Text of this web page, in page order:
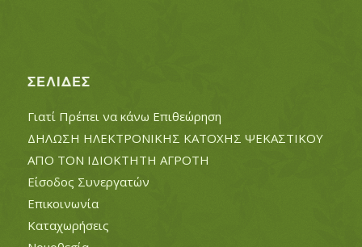
ΣΕΛΊΔΕΣ
Γιατί Πρέπει να κάνω Επιθεώρηση
ΔΗΛΩΣΗ ΗΛΕΚΤΡΟΝΙΚΗΣ ΚΑΤΟΧΗΣ ΨΕΚΑΣΤΙΚΟΥ
ΑΠΟ ΤΟΝ ΙΔΙΟΚΤΗΤΗ ΑΓΡΟΤΗ
Είσοδος Συνεργατών
Επικοινωνία
Καταχωρήσεις